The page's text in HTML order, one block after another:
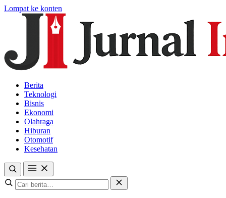
Lompat ke konten
Berita
Teknologi
Bisnis
Ekonomi
Olahraga
Hiburan
Otomotif
Kesehatan